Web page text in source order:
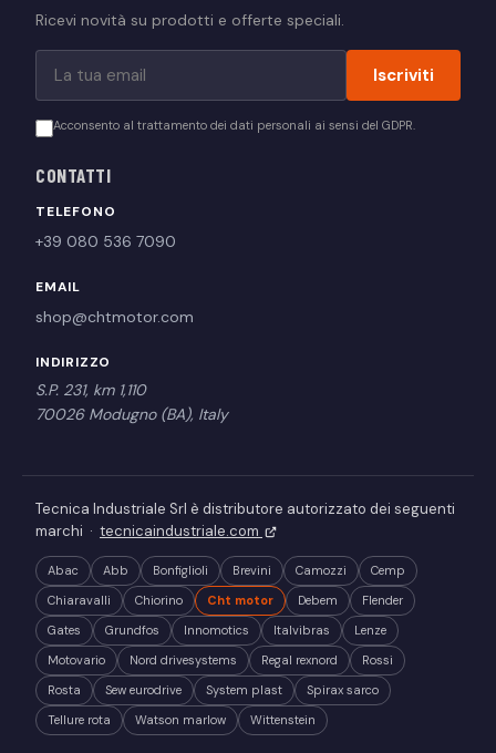
Ricevi novità su prodotti e offerte speciali.
Iscriviti
Acconsento al trattamento dei dati personali ai sensi del GDPR.
CONTATTI
TELEFONO
+39 080 536 7090
EMAIL
shop@chtmotor.com
INDIRIZZO
S.P. 231, km 1,110
70026 Modugno (BA), Italy
Tecnica Industriale Srl è distributore autorizzato dei seguenti
marchi · tecnicaindustriale.com
Abac Abb Bonfiglioli Brevini Camozzi
Cemp
Chiaravalli
Chiorino Cht motor Debem
Flender
Gates
Grundfos Innomotics Italvibras
Lenze
Motovario
Nord drivesystems Regal rexnord
Rossi
Rosta
Sew eurodrive System plast
Spirax sarco
Tellure rota
Watson marlow Wittenstein